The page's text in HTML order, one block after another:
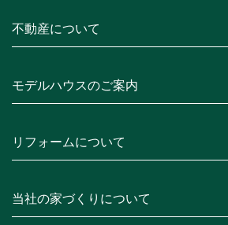
モデルハウスのご案内
リフォームについて
当社の家づくりについて
不動産について